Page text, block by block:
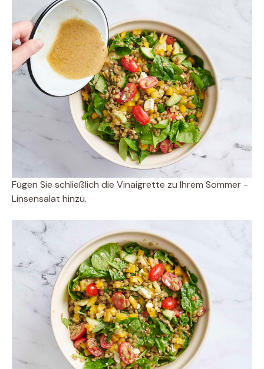
Fügen Sie schließlich die Vinaigrette zu Ihrem Sommer -
Linsensalat hinzu.